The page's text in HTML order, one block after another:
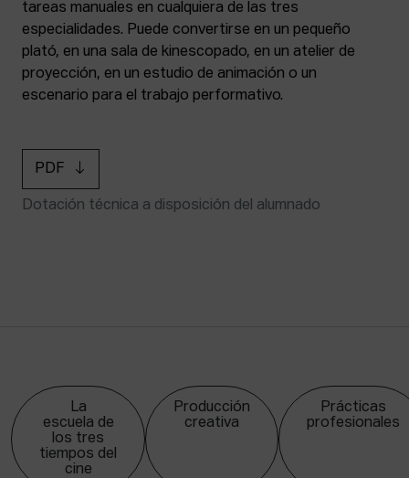
tareas manuales en cualquiera de las tres
especialidades. Puede convertirse en un pequeño
plató, en una sala de kinescopado, en un atelier de
proyección, en un estudio de animación o un
escenario para el trabajo performativo.
PDF
Dotación técnica a disposición del alumnado
La
escuela de
los tres
tiempos del
cine
Producción
creativa
Prácticas
profesionales